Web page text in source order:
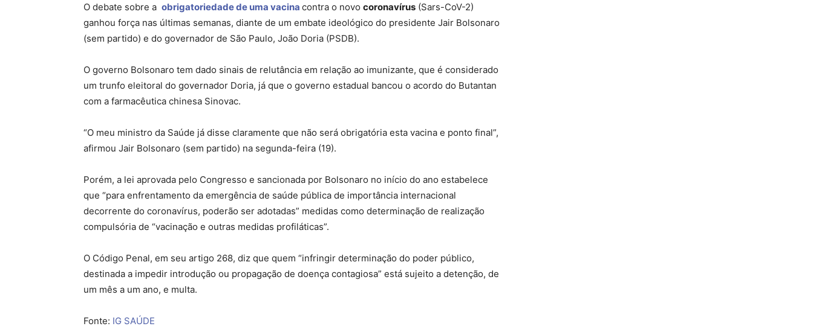
O debate sobre a obrigatoriedade de uma vacina contra o novo coronavírus (Sars-CoV-2)
ganhou força nas últimas semanas, diante de um embate ideológico do presidente Jair Bolsonaro
(sem partido) e do governador de São Paulo, João Doria (PSDB).
O governo Bolsonaro tem dado sinais de relutância em relação ao imunizante, que é considerado
um trunfo eleitoral do governador Doria, já que o governo estadual bancou o acordo do Butantan
com a farmacêutica chinesa Sinovac.
“O meu ministro da Saúde já disse claramente que não será obrigatória esta vacina e ponto final”,
afirmou Jair Bolsonaro (sem partido) na segunda-feira (19).
Porém, a lei aprovada pelo Congresso e sancionada por Bolsonaro no início do ano estabelece
que “para enfrentamento da emergência de saúde pública de importância internacional
decorrente do coronavírus, poderão ser adotadas” medidas como determinação de realização
compulsória de “vacinação e outras medidas profiláticas”.
O Código Penal, em seu artigo 268, diz que quem “infringir determinação do poder público,
destinada a impedir introdução ou propagação de doença contagiosa” está sujeito a detenção, de
um mês a um ano, e multa.
Fonte: IG SAÚDE